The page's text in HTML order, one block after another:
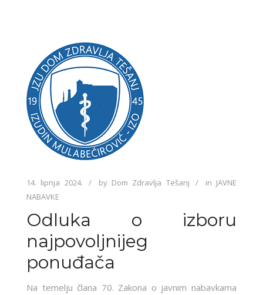
14. lipnja 2024. by Dom Zdravlja Tešanj in JAVNE
NABAVKE
Odluka o izboru
najpovoljnijeg
ponuđača
Na temelju člana 70. Zakona o javnim nabavkama